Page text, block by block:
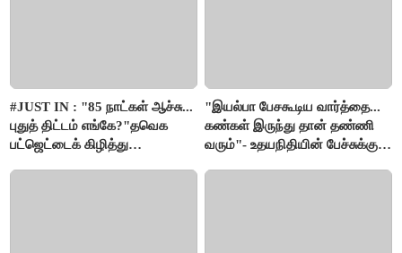
#JUST IN : "85 நாட்கள் ஆச்சு...
புதுத் திட்டம் எங்கே?"தவெக
பட்ஜெட்டைக் கிழித்து
"இயல்பா பேசகூடிய வார்த்தை...
கண்கள் இருந்து தான் தண்ணி
வரும்"- உதயநிதியின் பேச்சுக்கு